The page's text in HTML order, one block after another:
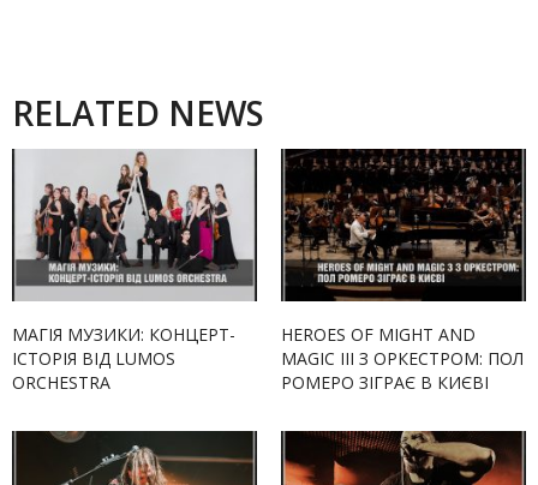
RELATED NEWS
МАГІЯ МУЗИКИ: КОНЦЕРТ-
ІСТОРІЯ ВІД LUMOS
ORCHESTRA
HEROES OF MIGHT AND
MAGIC III З ОРКЕСТРОМ: ПОЛ
РОМЕРО ЗІГРАЄ В КИЄВІ